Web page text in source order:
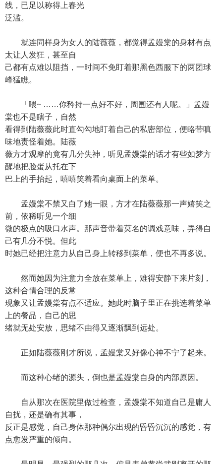
线，已足以称得上春光
泛滥。
就连同样身为女人的陆薇薇，都觉得孟嫚棠的身材有点
太让人发狂，甚至自
己都有点难以阻挡，一时间不免盯着那黑色西服下的两团球
峰猛瞧。
「喂~ ……你矜持一点好不好，周围还有人呢。」孟嫚
棠也不是瞎子，自然
看得到陆薇薇此时直勾勾地盯着自己的私密部位，便略带嗔
味地责怪着她。陆薇
薇方才观摩的竟有几分失神，听见孟嫚棠的话才有些如梦方
醒地把脸蛋从托在下
巴上的手抬起，嘻嘻笑着看向桌面上的菜单。
孟嫚棠不禁又白了她一眼，方才在陆薇薇那一声嬉笑之
前，依稀听见一个细
微的极点的吸口水声。那声音带着莫名的调戏意味，弄得自
己有几分不悦。但此
时她已经把注意力从自己身上转移到菜单，便也不再多说。
然而她因为注意力全放在菜单上，难得安静下来片刻，
这种合情合理的反常
现象又让孟嫚棠有点不适应。她此时脑子里正在挑选着菜单
上的餐品，自己的思
绪就无处安放，思绪不由得又逐渐飘到远处。
正如陆薇薇刚才所说，孟嫚棠又好像心神不宁了起来。
而这种心绪的源头，倒也是孟嫚棠自身的内部原因。
自从那次在医院里做过检查，孟嫚棠不知道自己是庸人
自扰，还是确有其事，
反正是感觉，自己身体那种偶尔出现的昏昏沉沉的感觉，有
点愈发严重的倾向。